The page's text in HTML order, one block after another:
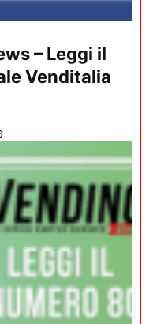
– Leggi il
Venditalia